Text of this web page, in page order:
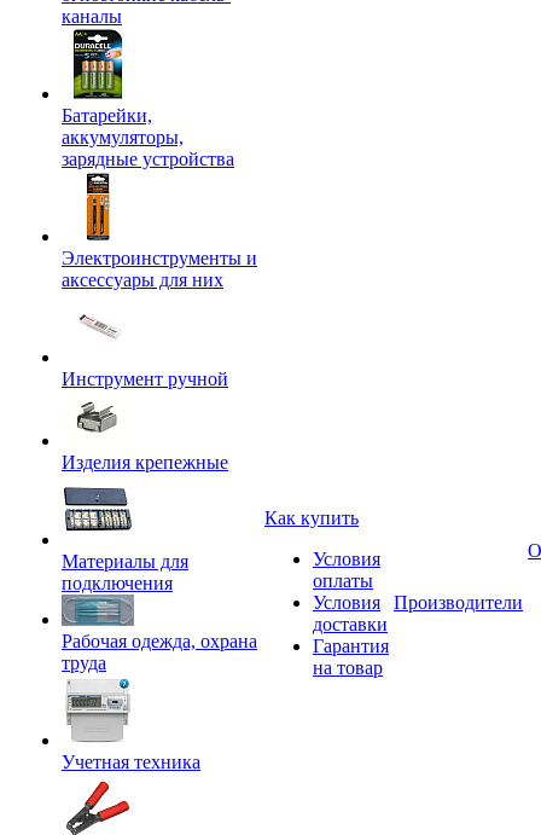
каналы
Батарейки,
аккумуляторы,
зарядные устройства
Электроинструменты и
аксессуары для них
Инструмент ручной
Изделия крепежные
Материалы для
подключения
Рабочая одежда, охрана
труда
Учетная техника
Как купить
Условия
оплаты
Условия
доставки
Гарантия
на товар
Производители